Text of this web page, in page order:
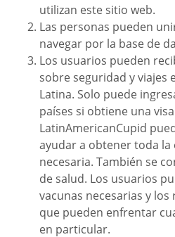
utilizan este sitio web.
Las personas pueden
navegar por la base de
Los usuarios pueden
sobre seguridad y viajes
Latina. Solo puede
países si obtiene una
LatinAmericanCupid
ayudar a obtener toda
necesaria. También se
de salud. Los usuarios
vacunas necesarias y
que pueden enfrentar
en particular.